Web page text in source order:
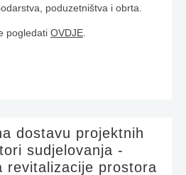
poduzetništva i obrta.
pogledati OVDJE
dostavu projektnih
sudjelovanja -
revitalizacije prostora